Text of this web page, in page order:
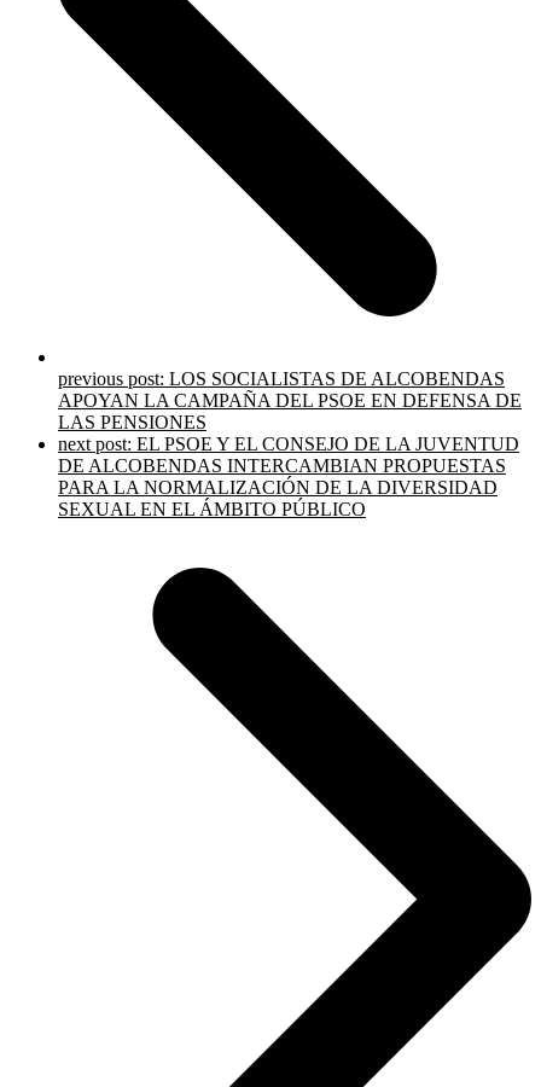
previous post: LOS SOCIALISTAS DE ALCOBENDAS
APOYAN LA CAMPAÑA DEL PSOE EN DEFENSA DE
LAS PENSIONES
next post: EL PSOE Y EL CONSEJO DE LA JUVENTUD
DE ALCOBENDAS INTERCAMBIAN PROPUESTAS
PARA LA NORMALIZACIÓN DE LA DIVERSIDAD
SEXUAL EN EL ÁMBITO PÚBLICO